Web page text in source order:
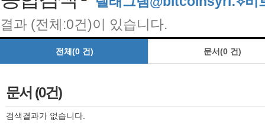
결과 (전체:0건)이 있습니다.
전체(0 건) 문서(0 건)
문서 (0건)
검색결과가 없습니다.